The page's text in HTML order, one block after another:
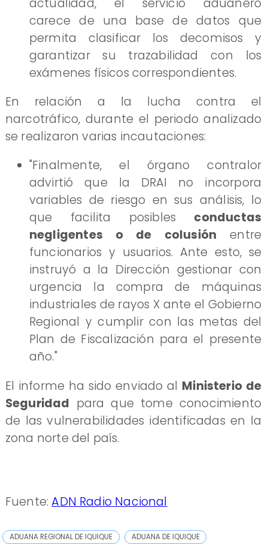
carece de una base de datos que
permita clasificar los decomisos y
garantizar su trazabilidad con los
exámenes físicos correspondientes.
En relación a la lucha contra el
narcotráfico, durante el periodo analizado
se realizaron varias incautaciones:
"Finalmente, el órgano contralor
advirtió que la DRAI no incorpora
variables de riesgo en sus análisis, lo
que facilita posibles conductas
negligentes o de colusión entre
funcionarios y usuarios. Ante esto, se
instruyó a la Dirección gestionar con
urgencia la compra de máquinas
industriales de rayos X ante el Gobierno
Regional y cumplir con las metas del
Plan de Fiscalización para el presente
año."
El informe ha sido enviado al Ministerio de
Seguridad para que tome conocimiento
de las vulnerabilidades identificadas en la
zona norte del país.
Fuente:ADN Radio Nacional
ADUANA REGIONAL DE IQUIQUE ADUANA DE IQUIQUE